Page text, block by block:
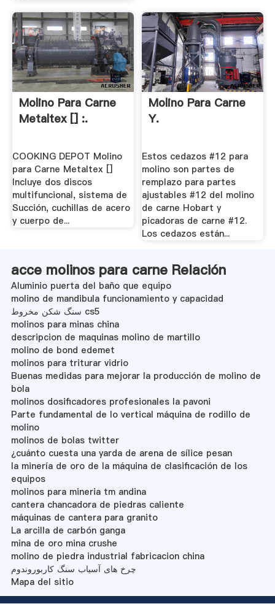
Molino Para Carne
Metaltex [] :.
COOKING DEPOT Molino
para Carne Metaltex []
Incluye dos discos
multifuncional, sistema de
Succión, cuchillas de acero
y cuerpo de...
Molino Para Carne
Y.
Estos cedazos #12 para
molino son partes de
remplazo para partes
ajustables #12 del molino
de carne Hobart y
picadoras de carne #12.
Los cedazos están...
acce molinos para carne Relación
Aluminio puerta del baño que equipo
molino de mandibula funcionamiento y capacidad
سنگ شکن مخروط cs5
molinos para minas china
descripcion de maquinas molino de martillo
molino de bond edemet
molinos para triturar vidrio
Buenas medidas para mejorar la producción de molino de
bola
molinos dosificadores profesionales la pavoni
Parte fundamental de lo vertical máquina de rodillo de
molino
molinos de bolas twitter
¿cuánto cuesta una yarda de arena de sílice pesan
la minería de oro de la máquina de clasificación de los
equipos
molinos para mineria tm andina
cantera chancadora de piedras caliente
máquinas de cantera para granito
La arcilla de carbón ganga
mina de oro mina crushe
molino de piedra industrial fabricacion china
چرخ های آسیاب سنگ کاربوروندوم
Mapa del sitio